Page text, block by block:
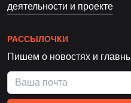
деятельности и проекте
РАССЫЛОЧКИ
Пишем о новостях и